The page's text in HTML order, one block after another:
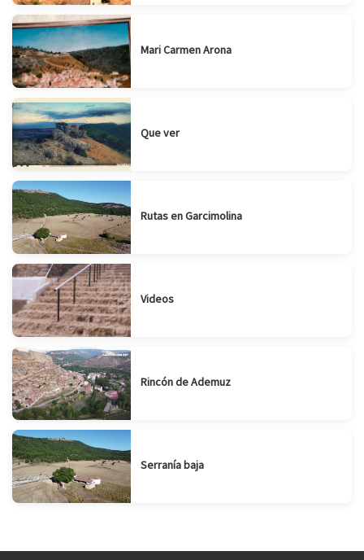
Mari Carmen Arona
Que ver
Rutas en Garcimolina
Videos
Rincón de Ademuz
Serranía baja